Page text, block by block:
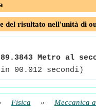
del risultato nell'unità di
Metro al
00.012 secondi)
Fisica » Meccanica